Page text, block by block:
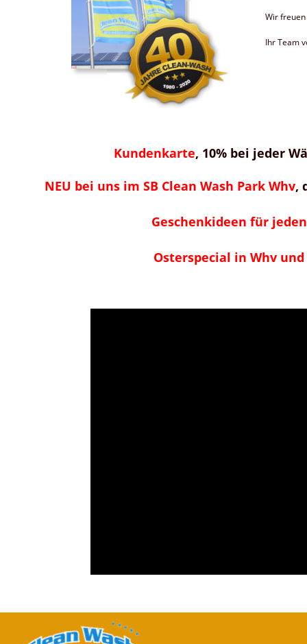
Kundenkarte, 10% bei jeder
NEU bei uns im SB Clean Wash Park Whv,
Geschenkideen für
Wir freuen
Ihr Team
Osterspecial in Whv und